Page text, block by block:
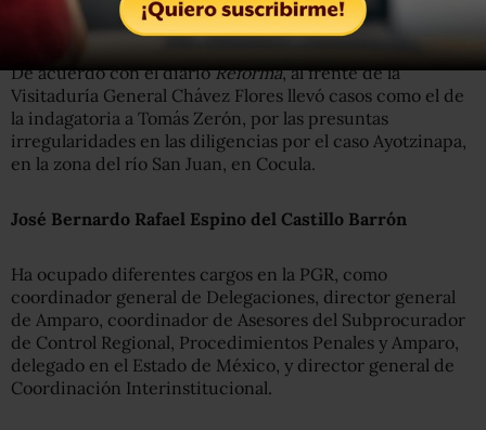
febrero de 2012)
De acuerdo con el diarioReforma, al frente de la
Visitaduría General Chávez Flores llevó casos como el de
la indagatoria a Tomás Zerón, por las presuntas
irregularidades en las diligencias por el caso Ayotzinapa,
en la zona del río San Juan, en Cocula.
José Bernardo Rafael Espino del Castillo Barrón
Ha ocupado diferentes cargos en la PGR, como
coordinador general de Delegaciones, director general
de Amparo, coordinador de Asesores del Subprocurador
de Control Regional, Procedimientos Penales y Amparo,
delegado en el Estado de México, y director general de
Coordinación Interinstitucional.